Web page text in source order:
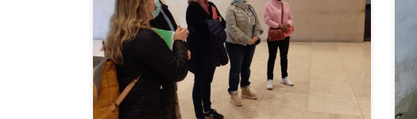
A la veille de la journée internationale de la femme,
Rossana nous a entrainés à La Fondation Gulbenkian
voir la place de la femme dans les oeuvres présentes
au musée.